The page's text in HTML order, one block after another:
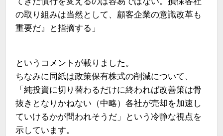
の取り組みは当然として、顧客企業の意識改革も
重要だ』と指摘する」
というコメントが載りました。
ちなみに同紙は政策保有株式の削減について、
「純投資に切り替わるだけに終われば改善策は骨
抜きとなりかねない（中略）各社が売却を加速し
ていけるかが問われそうだ」という冷静な視点を
示しています。